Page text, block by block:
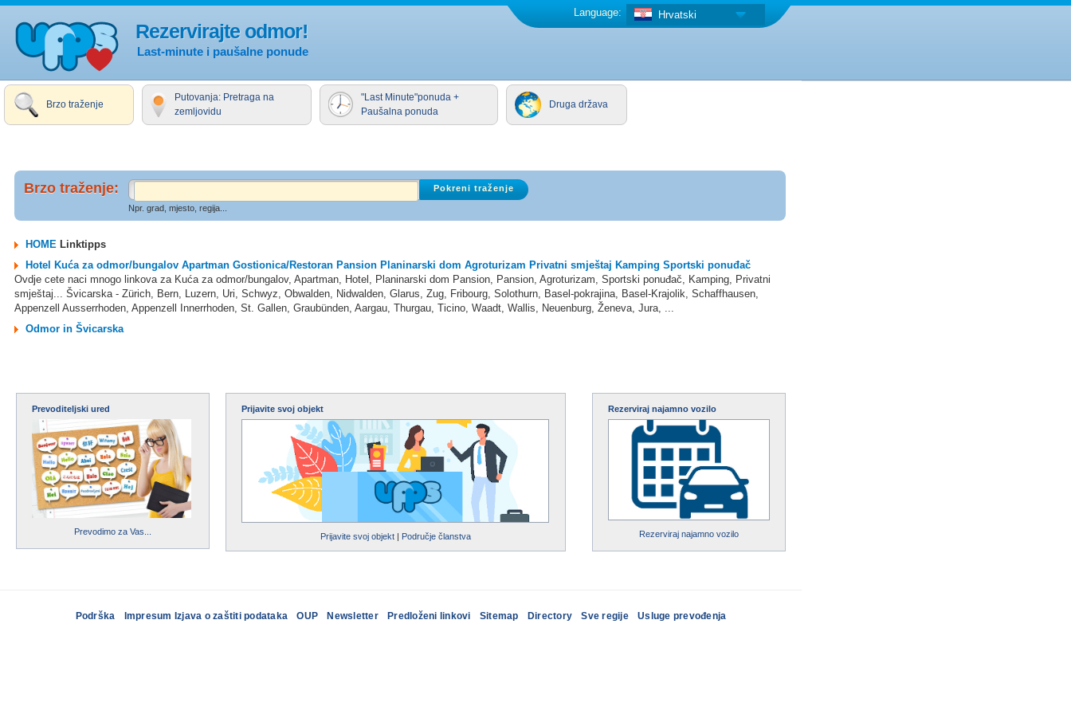
Rezervirajte odmor!
Last-minute i paušalne ponude
Hrvatski
Language:
Brzo traženje
Putovanja: Pretraga na
zemljovidu
"Last Minute"ponuda +
Paušalna ponuda
Druga država
Brzo traženje:
Npr. grad, mjesto, regija...
HOMELinktipps
Hotel Kuća za odmor/bungalov Apartman Gostionica/Restoran Pansion Planinarski dom Agroturizam Privatni smještaj Kamping Sportski ponuđač
Ovdje cete naci mnogo linkova za Kuća za odmor/bungalov, Apartman, Hotel, Planinarski dom Pansion, Pansion, Agroturizam, Sportski ponuđač, Kamping, Privatni
smještaj... Švicarska - Zürich, Bern, Luzern, Uri, Schwyz, Obwalden, Nidwalden, Glarus, Zug, Fribourg, Solothurn, Basel-pokrajina, Basel-Krajolik, Schaffhausen,
Appenzell Ausserrhoden, Appenzell Innerrhoden, St. Gallen, Graubünden, Aargau, Thurgau, Ticino, Waadt, Wallis, Neuenburg, Ženeva, Jura, ...
Odmor in Švicarska
Prevoditeljski ured
Prevodimo za Vas...
Prijavite svoj objekt
Prijavite svoj objekt| Područje članstva
Rezerviraj najamno vozilo
Rezerviraj najamno vozilo
Podrška Impresum Izjava o zaštiti podataka OUP Newsletter Predloženi linkovi Sitemap Directory Sve regije Usluge prevođenja